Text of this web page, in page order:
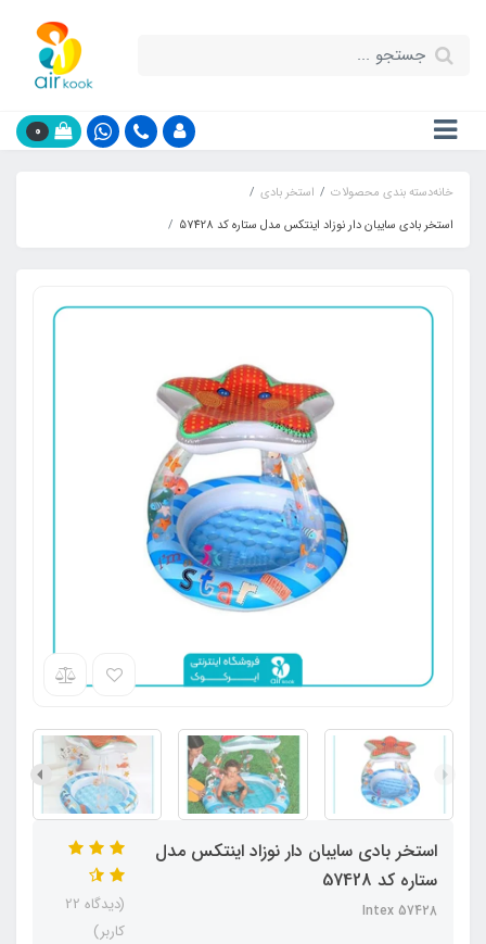
0
خانهدسته بندی محصولات
استخر بادی
استخر بادی سایبان دار نوزاد اینتکس مدل ستاره کد 57428
استخر بادی سایبان دار نوزاد اینتکس مدل
ستاره کد 57428
Intex 57428
(دیدگاه 22
کاربر)